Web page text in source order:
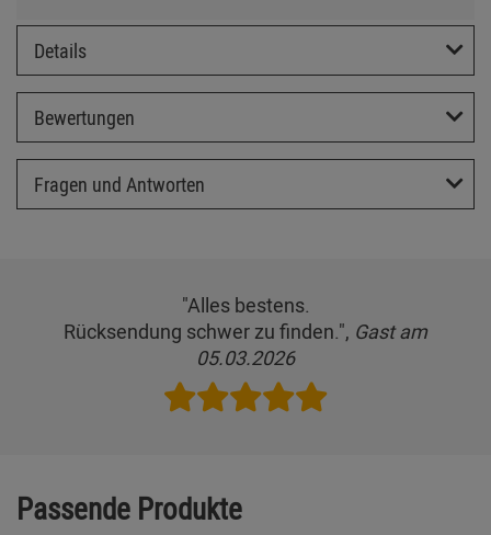
Details
Bewertungen
Fragen und Antworten
"Alles bestens.
Rücksendung schwer zu finden.", Gast am
05.03.2026
Passende Produkte